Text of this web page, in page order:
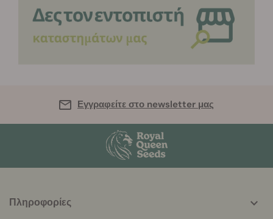
Εγγραφείτε στο newsletter μας
More
Πληροφορίες